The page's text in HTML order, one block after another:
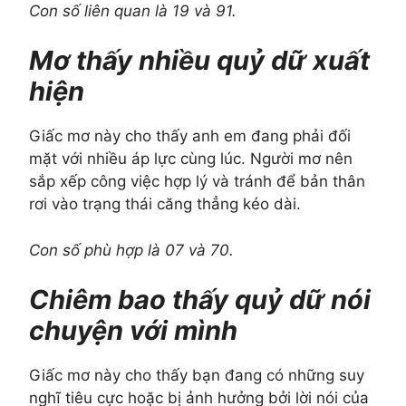
Con số liên quan là 19 và 91.
Mơ thấy nhiều quỷ dữ xuất
hiện
Giấc mơ này cho thấy anh em đang phải đối
mặt với nhiều áp lực cùng lúc. Người mơ nên
sắp xếp công việc hợp lý và tránh để bản thân
rơi vào trạng thái căng thẳng kéo dài.
Con số phù hợp là 07 và 70.
Chiêm bao thấy quỷ dữ nói
chuyện với mình
Giấc mơ này cho thấy bạn đang có những suy
nghĩ tiêu cực hoặc bị ảnh hưởng bởi lời nói của